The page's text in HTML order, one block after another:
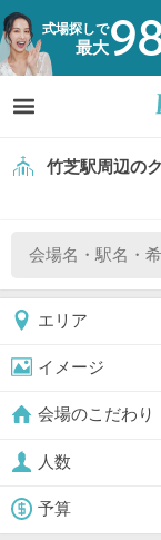
式場探しで
最大
竹芝駅周辺の
エリア
イメージ
会場のこだわり
人数
予算